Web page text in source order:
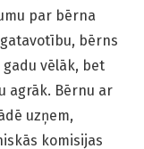
par bērna
bērns
vēlāk, bet
agrāk. Bērnu ar
uzņem,
komisijas